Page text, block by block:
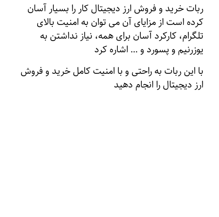
ربات خرید و فروش ارز دیجیتال کار را بسیار آسان
کرده است از مزایای آن می توان به امنیت بالای
تلگرام، کارکرد آسان برای همه، نیاز نداشتن به
یوزرنیم و پسورد و … اشاره کرد
با این ربات به راحتی و با امنیت کامل خرید و فروش
ارز دیجیتال را انجام دهید